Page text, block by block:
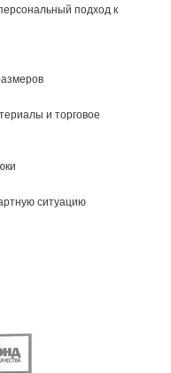
подход к
и торговое
ситуацию